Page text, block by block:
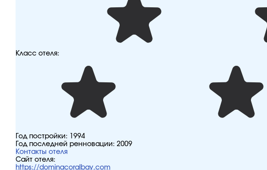
Класс отеля:
Год постройки:
1994
Год последней ренновации: 2009
Контакты отеля
Сайт отеля:
https://dominacoralbay.com